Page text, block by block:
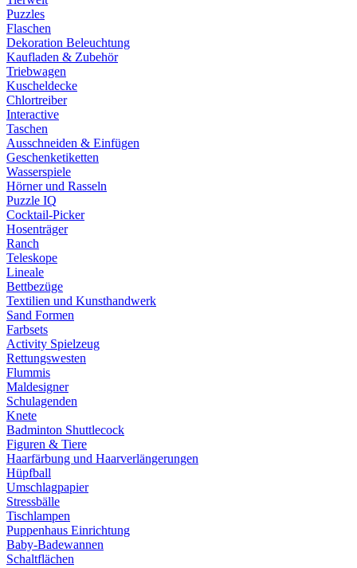
Puzzles
Flaschen
Dekoration Beleuchtung
Kaufladen & Zubehör
Triebwagen
Kuscheldecke
Chlortreiber
Interactive
Taschen
Ausschneiden & Einfügen
Geschenketiketten
Wasserspiele
Hörner und Rasseln
Puzzle IQ
Cocktail-Picker
Hosenträger
Ranch
Teleskope
Lineale
Bettbezüge
Textilien und Kunsthandwerk
Sand Formen
Farbsets
Activity Spielzeug
Rettungswesten
Flummis
Maldesigner
Schulagenden
Knete
Badminton Shuttlecock
Figuren & Tiere
Haarfärbung und Haarverlängerungen
Hüpfball
Umschlagpapier
Stressbälle
Tischlampen
Puppenhaus Einrichtung
Baby-Badewannen
Schaltflächen